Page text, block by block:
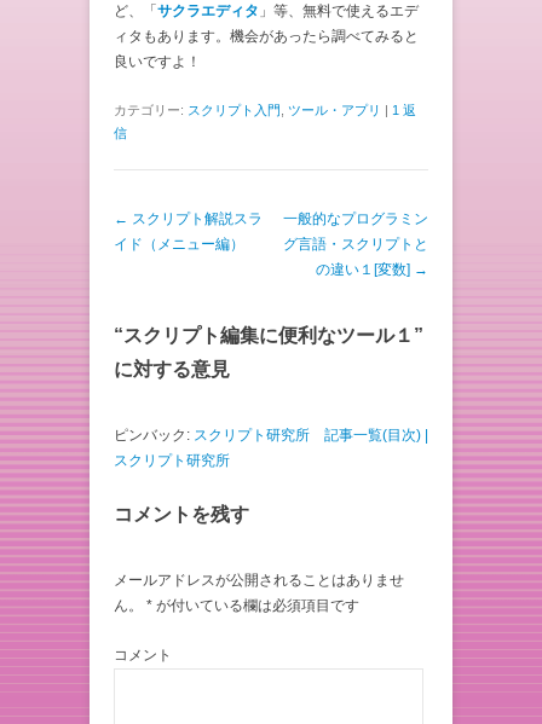
ど、「サクラエディタ 」等、無料で使えるエデ
ィタもあります。機会があったら調べてみると
良いですよ！
カテゴリー: スクリプト入門 ツール・アプリ | 1 返
信
投稿ナビゲーション
← スクリプト解説スラ
イド（メニュー編）
一般的なプログラミン
グ言語・スクリプトと
の違い１[変数] →
“スクリプト編集に便利なツール１ ”
に対する意見
ピンバック: スクリプト研究所 記事一覧(目次) |
スクリプト研究所
コメントを残す
メールアドレスが公開されることはありませ
ん。
* が付いている欄は必須項目です
コメント